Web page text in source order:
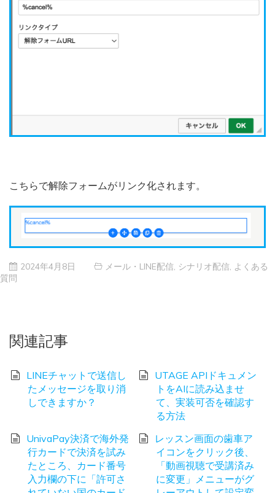
こちらで解除フォームがリンク化されます。
2024年4月8日 メール・LINE配信 シナリオ配信 よくある
質問
関連記事
LINEチャットで送信し
たメッセージを取り消
しできますか？
UTAGE APIドキュメン
トをAIに読み込ませ
て、実装可否を確認す
る方法
UnivaPay決済で海外発
行カードで決済を試み
たところ、カード番号
入力欄の下に「許可さ
レッスン画面の歯車ア
イコンをクリック後、
「動画視聴で受講済み
に変更」メニューがグ